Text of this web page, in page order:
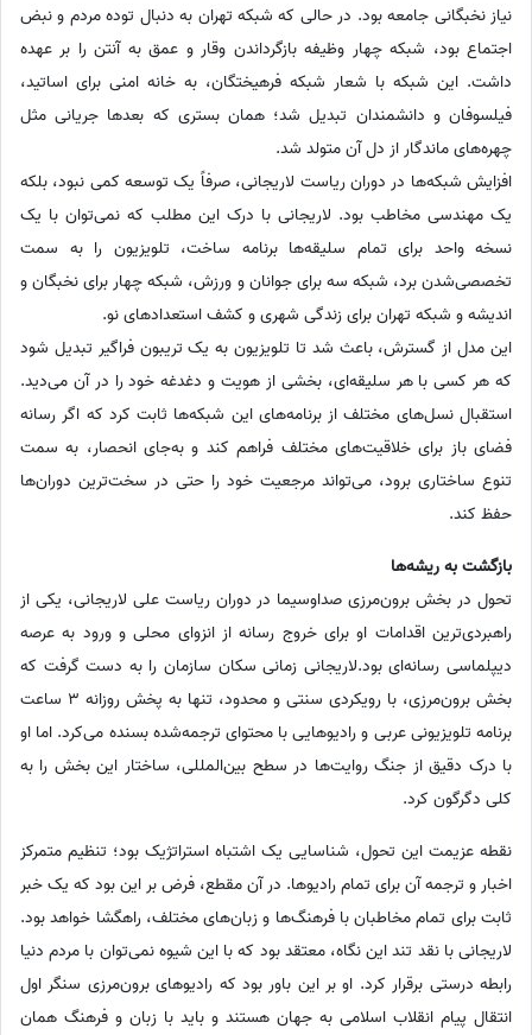
نیاز نخبگانی جامعه بود. در حالی که شبکه تهران به دنبال توده‌ مردم و نبض
اجتماع بود، شبکه چهار وظیفه‌ بازگرداندن وقار و عمق به آنتن را بر عهده
داشت. این شبکه با شعار شبکه فرهیختگان، به خانه‌ امنی برای اساتید،
فیلسوفان و دانشمندان تبدیل شد؛ همان بستری که بعدها جریانی مثل
چهره‌های ماندگار از دل آن متولد شد.
افزایش شبکه‌ها در دوران ریاست لاریجانی، صرفاً یک توسعه‌ کمی نبود، بلکه
یک مهندسی مخاطب بود. لاریجانی با درک این مطلب که نمی‌توان با یک
نسخه واحد برای تمام سلیقه‌ها برنامه ساخت، تلویزیون را به سمت
تخصصی‌شدن برد، شبکه سه برای جوانان و ورزش، شبکه چهار برای نخبگان و
اندیشه و شبکه تهران برای زندگی شهری و کشف استعدادهای نو.
این مدل از گسترش، باعث شد تا تلویزیون به یک تریبون فراگیر تبدیل شود
که هر کسی با هر سلیقه‌ای، بخشی از هویت و دغدغه‌ خود را در آن می‌دید.
استقبال نسل‌های مختلف از برنامه‌های این شبکه‌ها ثابت کرد که اگر رسانه
فضای باز برای خلاقیت‌های مختلف فراهم کند و به‌جای انحصار، به سمت
تنوع ساختاری برود، می‌تواند مرجعیت خود را حتی در سخت‌ترین دوران‌ها
حفظ کند.
بازگشت به ریشه‌ها
تحول در بخش برون‌مرزی صداوسیما در دوران ریاست علی لاریجانی، یکی از
راهبردی‌ترین اقدامات او برای خروج رسانه از انزوای محلی و ورود به عرصه
دیپلماسی رسانه‌ای بود.لاریجانی زمانی سکان سازمان را به دست گرفت که
بخش برون‌مرزی، با رویکردی سنتی و محدود، تنها به پخش روزانه 3 ساعت
برنامه تلویزیونی عربی و رادیوهایی با محتوای ترجمه‌شده بسنده می‌کرد. اما او
با درک دقیق از جنگ روایت‌ها در سطح بین‌المللی، ساختار این بخش را به
کلی دگرگون کرد.
نقطه عزیمت این تحول، شناسایی یک اشتباه استراتژیک بود؛ تنظیم متمرکز
اخبار و ترجمه آن برای تمام رادیوها. در آن مقطع، فرض بر این بود که یک خبر
ثابت برای تمام مخاطبان با فرهنگ‌ها و زبان‌های مختلف، راهگشا خواهد بود.
لاریجانی با نقد تند این نگاه، معتقد بود که با این شیوه نمی‌توان با مردم دنیا
رابطه درستی برقرار کرد. او بر این باور بود که رادیوهای برون‌مرزی سنگر اول
انتقال پیام انقلاب اسلامی به جهان هستند و باید با زبان و فرهنگ همان